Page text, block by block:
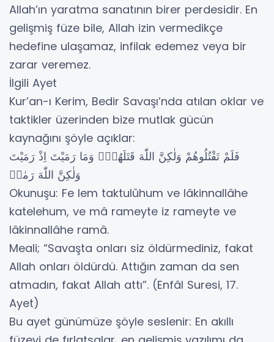
Allah’ın yaratma sanatının birer perdesidir. En
gelişmiş füze bile, Allah izin vermedikçe
hedefine ulaşamaz, infilak edemez veya bir
zarar veremez.
İlgili Ayet
Kur’an-ı Kerim, Bedir Savaşı’nda atılan oklar ve
taktikler üzerinden bize mutlak gücün
kaynağını şöyle açıklar:
فَلَمْ تَقْتُلُوهُمْ وَلٰكِنَّ اللّٰهَ قَتَلَهُمْۖ وَمَا رَمَيْتَ اِذْ رَمَيْتَ
وَلٰكِنَّ اللّٰهَ رَمٰىۚ
Okunuşu: Fe lem taktulûhum ve lâkinnallâhe
katelehum, ve mâ rameyte iz rameyte ve
lâkinnallâhe ramâ.
Meali; “Savaşta onları siz öldürmediniz, fakat
Allah onları öldürdü. Attığın zaman da sen
atmadın, fakat Allah attı”. (Enfâl Suresi, 17.
Ayet)
Bu ayet günümüze şöyle seslenir: En akıllı